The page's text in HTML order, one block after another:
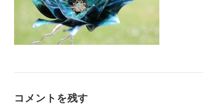
コメントを残す